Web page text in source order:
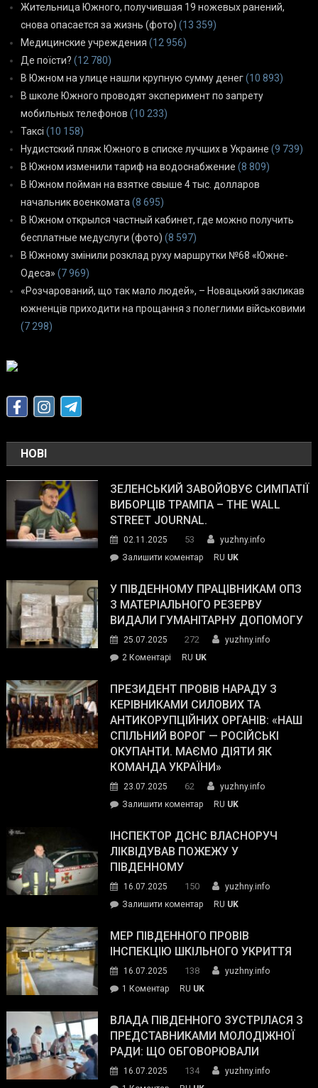
Жительница Южного, получившая 19 ножевых ранений,
снова опасается за жизнь (фото) (13 359)
Медицинские учреждения (12 956)
Де поїсти? (12 780)
В Южном на улице нашли крупную сумму денег(10 893)
В школе Южного проводят эксперимент по запрету
мобильных телефонов (10 233)
Таксі (10 158)
Нудистский пляж Южного в списке лучших в Украине (9 739)
В Южном изменили тариф на водоснабжение (8 809)
В Южном пойман на взятке свыше 4 тыс. долларов
начальник военкомата (8 695)
В Южном открылся частный кабинет, где можно получить
бесплатные медуслуги (фото) (8 597)
В Южному змінили розклад руху маршрутки №68 «Южне-
Одеса» (7 969)
«Розчарований, що так мало людей», – Новацький закликав
южненців приходити на прощання з полеглими військовими
(7 298)
НОВІ
ЗЕЛЕНСЬКИЙ ЗАВОЙОВУЄ СИМПАТІЇ
ВИБОРЦІВ ТРАМПА – THE WALL
STREET JOURNAL.
02.11.2025 53
yuzhny.info
Залишити коментарon
завойовує
симпатії
виборців
The
Street
Journal.
RU UK
У ПІВДЕННОМУ ПРАЦІВНИКАМ ОПЗ
З МАТЕРІАЛЬНОГО РЕЗЕРВУ
ВИДАЛИ ГУМАНІТАРНУ ДОПОМОГУ
25.07.2025 272
yuzhny.info
2 Коментарі
Південному
працівникам
ОПЗ
з
матеріального
резерву
гуманітарну
допомогу
RU UK
ПРЕЗИДЕНТ ПРОВІВ НАРАДУ З
КЕРІВНИКАМИ СИЛОВИХ ТА
АНТИКОРУПЦІЙНИХ ОРГАНІВ: «НАШ
СПІЛЬНИЙ ВОРОГ — РОСІЙСЬКІ
ОКУПАНТИ. МАЄМО ДІЯТИ ЯК
КОМАНДА УКРАЇНИ»
23.07.2025 62
yuzhny.info
Залишити коментарon
провів
нараду
силових
та
органів:
«Наш
спільний
окупанти.
Маємо
діяти
RU UK
ІНСПЕКТОР ДСНС ВЛАСНОРУЧ
ЛІКВІДУВАВ ПОЖЕЖУ У
ПІВДЕННОМУ
16.07.2025 150
yuzhny.info
Залишити коментарon
ДСНС
власноруч
пожежу
у
RU UK
МЕР ПІВДЕННОГО ПРОВІВ
ІНСПЕКЦІЮ ШКІЛЬНОГО УКРИТТЯ
16.07.2025 138
yuzhny.info
1 Коментардо
Південного
провів
інспекцію
укриття
RU UK
ВЛАДА ПІВДЕННОГО ЗУСТРІЛАСЯ З
ПРЕДСТАВНИКАМИ МОЛОДІЖНОЇ
РАДИ: ЩО ОБГОВОРЮВАЛИ
16.07.2025 134
yuzhny.info